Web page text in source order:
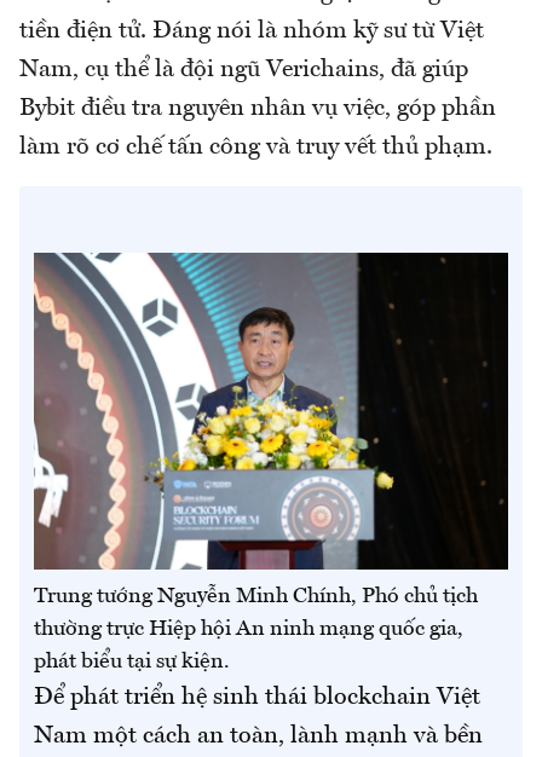
tiền điện tử. Đáng nói là nhóm kỹ sư từ Việt
Nam, cụ thể là đội ngũ Verichains, đã giúp
Bybit điều tra nguyên nhân vụ việc, góp phần
làm rõ cơ chế tấn công và truy vết thủ phạm.
Trung tướng Nguyễn Minh Chính, Phó chủ tịch
thường trực Hiệp hội An ninh mạng quốc gia,
phát biểu tại sự kiện.
Để phát triển hệ sinh thái blockchain Việt
Nam một cách an toàn, lành mạnh và bền